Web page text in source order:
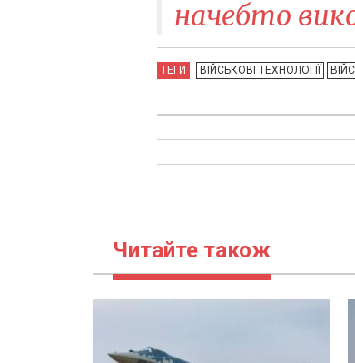
начебто
ТЕГИ ВІЙСЬКОВІ ТЕХНОЛОГІЇ
Читайте також